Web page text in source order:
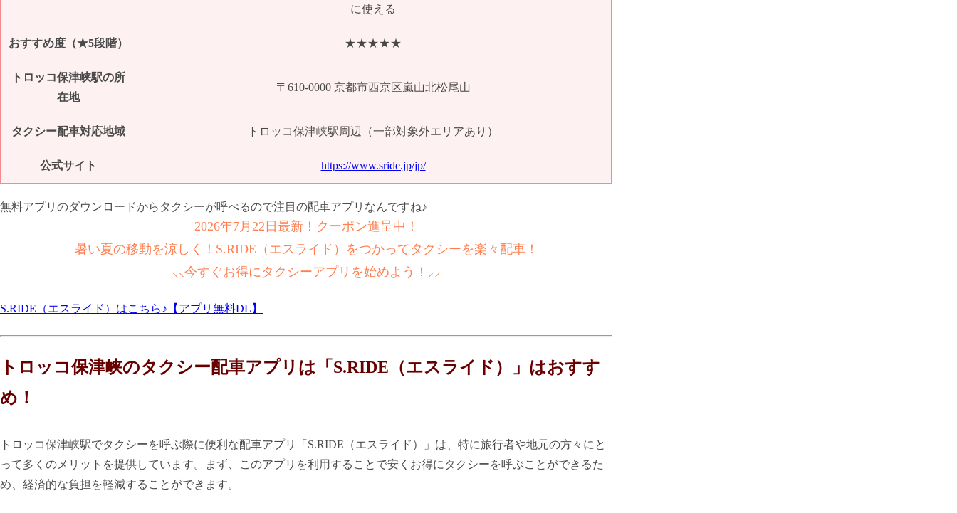
に使える
おすすめ度（★5段階） ★★★★★
トロッコ保津峡駅の所
在地
〒610-0000 京都市西京区嵐山北松尾山
タクシー配車対応地域 トロッコ保津峡駅周辺（一部対象外エリアあり）
公式サイト https://www.sride.jp/jp/
無料アプリのダウンロードからタクシーが呼べるので注目の配車アプリなんですね♪
2026年7月22日最新！クーポン進呈中！
暑い夏の移動を涼しく！S.RIDE（エスライド）をつかってタクシーを楽々配車！
⸜⸜今すぐお得にタクシーアプリを始めよう！⸝⸝
S.RIDE（エスライド）はこちら♪【アプリ無料DL】
トロッコ保津峡のタクシー配車アプリは「S.RIDE（エスライド）」はおすす
め！
トロッコ保津峡駅でタクシーを呼ぶ際に便利な配車アプリ「S.RIDE（エスライド）」は、特に旅行者や地元の方々にと
って多くのメリットを提供しています。まず、このアプリを利用することで安くお得にタクシーを呼ぶことができるた
め、経済的な負担を軽減することができます。